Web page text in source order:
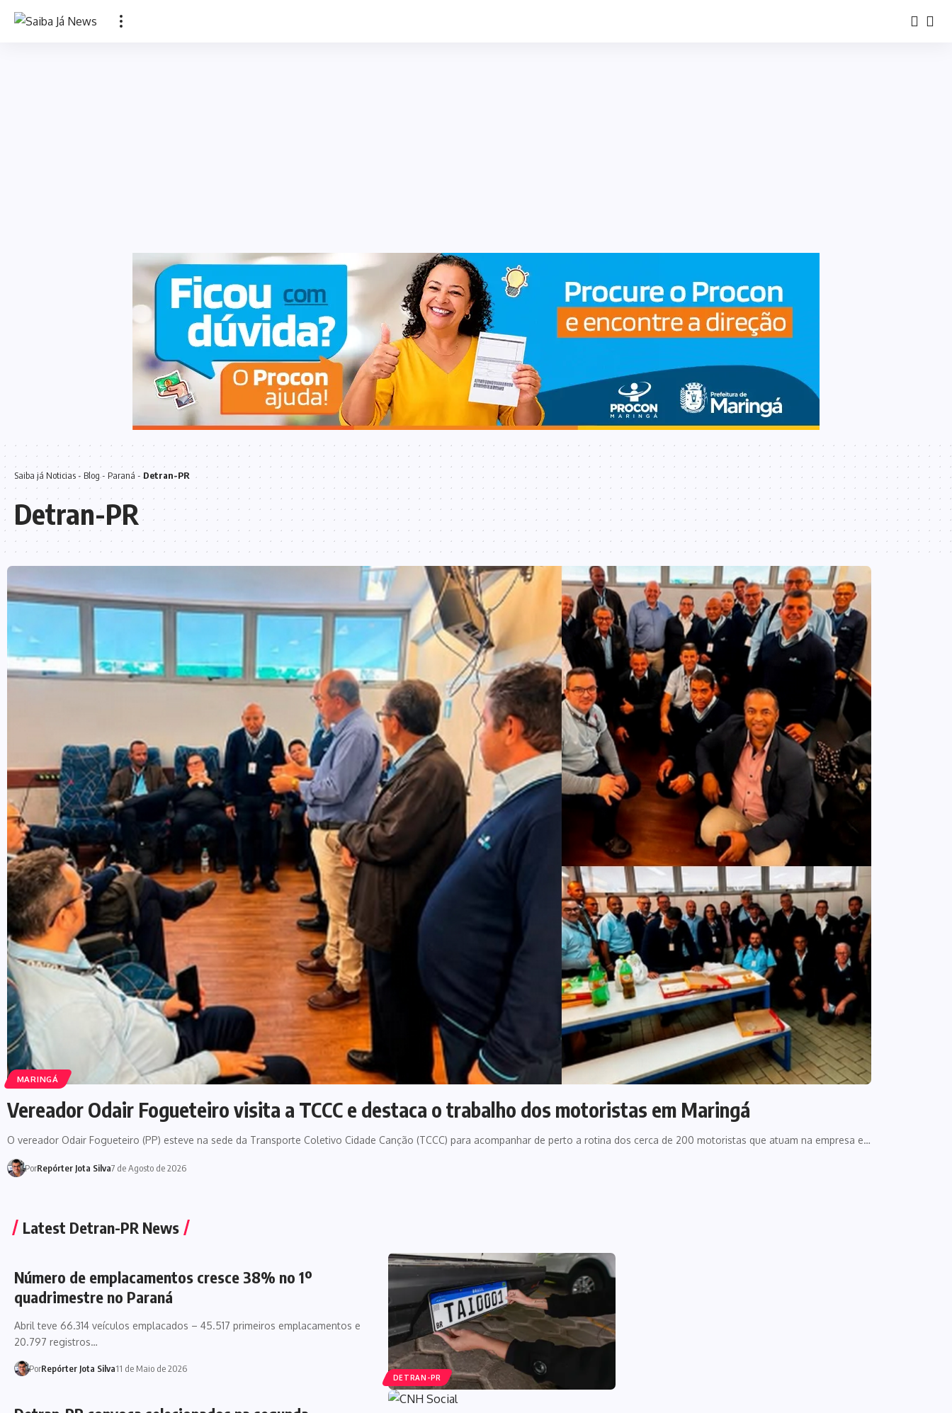
Saiba já Noticias- Blog- Paraná -Detran-PR
Detran-PR
MARINGÁ
Vereador Odair Fogueteiro visita a TCCC e destaca o trabalho dos motoristas em Maringá
O vereador Odair Fogueteiro (PP) esteve na sede da Transporte Coletivo Cidade Canção (TCCC) para acompanhar de perto a rotina dos cerca de 200 motoristas que atuam na empresa e…
PorRepórter Jota Silva7 de Agosto de 2026
Latest Detran-PR News
DETRAN-PR
Número de emplacamentos cresce 38% no 1º
quadrimestre no Paraná
Abril teve 66.314 veículos emplacados – 45.517 primeiros emplacamentos e
20.797 registros…
PorRepórter Jota Silva11 de Maio de 2026